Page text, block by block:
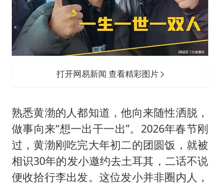
打开网易新闻 查看精彩图片
熟悉黄渤的人都知道，他向来随性洒脱，
做事向来“想一出干一出”。2026年春节刚
过，黄渤刚吃完大年初二的团圆饭，就被
相识30年的发小邀约去土耳其，二话不说
便收拾行李出发。这位发小并非圈内人，